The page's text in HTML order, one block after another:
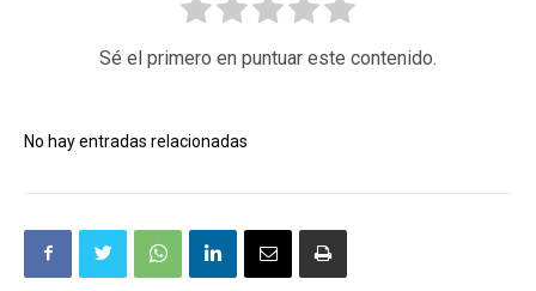
Sé el primero en puntuar este contenido.
No hay entradas relacionadas